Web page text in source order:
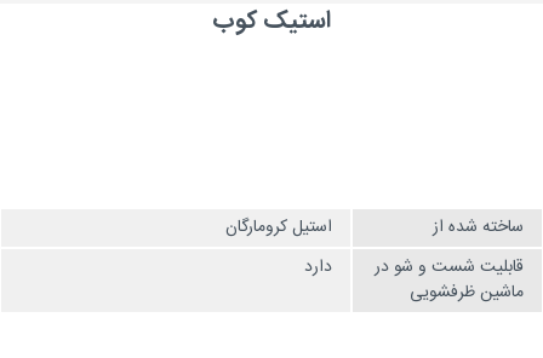
استیک کوب
ساخته شده از
استیل کرومارگان
قابلیت شست و شو در
ماشین ظرفشویی
دارد